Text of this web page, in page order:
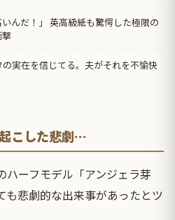
んだ！」 英高級紙も驚愕した極限の
実在を信じてる。夫がそれを不愉快
こした悲劇…
ハーフモデル「アンジェラ芽
も悲劇的な出来事があったとツ